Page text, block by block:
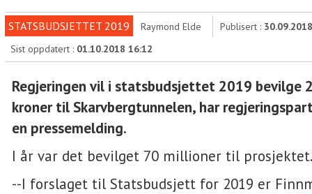
STATSBUDSJETTET 2019 Raymond Elde Publisert :
Sist oppdatert : 01.10.2018 16:12
Regjeringen vil i statsbudsjettet 2019 bevilge
kroner til Skarvbergtunnelen, har
en pressemelding.
I år var det bevilget 70 millioner til prosjektet.
--I forslaget til Statsbudsjett for 2019 er